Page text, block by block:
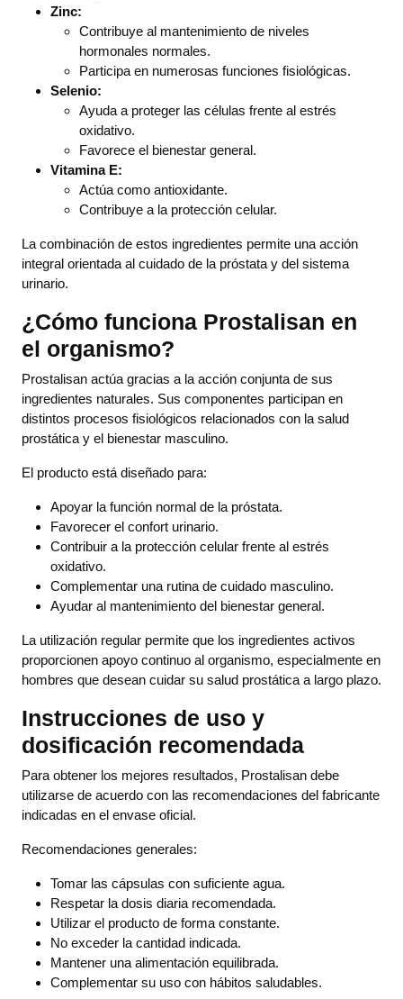
Zinc:
Contribuye al mantenimiento de niveles
hormonales normales.
Participa en numerosas funciones fisiológicas.
Selenio:
Ayuda a proteger las células frente al estrés
oxidativo.
Favorece el bienestar general.
Vitamina E:
Actúa como antioxidante.
Contribuye a la protección celular.
La combinación de estos ingredientes permite una acción
integral orientada al cuidado de la próstata y del sistema
urinario.
¿Cómo funciona Prostalisan en
el organismo?
Prostalisan actúa gracias a la acción conjunta de sus
ingredientes naturales. Sus componentes participan en
distintos procesos fisiológicos relacionados con la salud
prostática y el bienestar masculino.
El producto está diseñado para:
Apoyar la función normal de la próstata.
Favorecer el confort urinario.
Contribuir a la protección celular frente al estrés
oxidativo.
Complementar una rutina de cuidado masculino.
Ayudar al mantenimiento del bienestar general.
La utilización regular permite que los ingredientes activos
proporcionen apoyo continuo al organismo, especialmente en
hombres que desean cuidar su salud prostática a largo plazo.
Instrucciones de uso y
dosificación recomendada
Para obtener los mejores resultados, Prostalisan debe
utilizarse de acuerdo con las recomendaciones del fabricante
indicadas en el envase oficial.
Recomendaciones generales:
Tomar las cápsulas con suficiente agua.
Respetar la dosis diaria recomendada.
Utilizar el producto de forma constante.
No exceder la cantidad indicada.
Mantener una alimentación equilibrada.
Complementar su uso con hábitos saludables.